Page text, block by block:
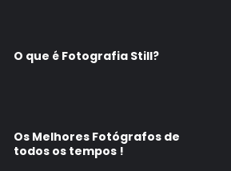
O que é Fotografia Still?
Os Melhores Fotógrafos de
todos os tempos !